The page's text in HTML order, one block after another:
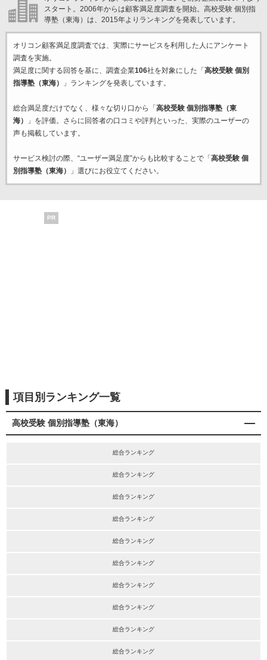
スタート。2006年からは顧客満足度調査を開始。高校受験 個別指
導塾（東海）は、2015年よりランキングを発表しています。
オリコン顧客満足度調査では、実際にサービスを利用した 人にアンケート
調査を実施。
満足度に関する回答を基に、調査企業106社を対象にした「 高校受験 個別
指導塾（東海）
」ランキングを発表しています。
総合満足度だけでなく、様々な切り口から「 高校受験 個別指導塾（東
海）
」を評価。さらに回答者の口コミや評判といった、実際のユーザーの
声も掲載しています。
サービス検討の際、“ユーザー満足度”からも比較することで「 高校受験 個
別指導塾（東海）
」選びにお役立てください。
PR
項目別ランキング一覧
高校受験 個別指導塾（東海）
総合ランキング
総合ランキング
総合ランキング
総合ランキング
総合ランキング
総合ランキング
総合ランキング
総合ランキング
総合ランキング
総合ランキング